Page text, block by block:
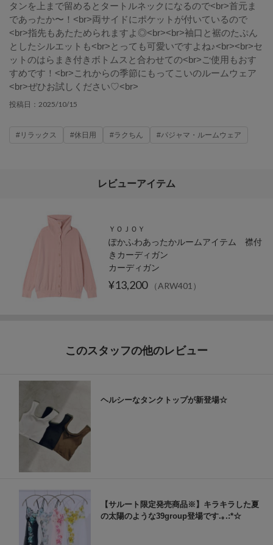
タンを上まで留めるとタートルネックになるので<br>首元ま
であったか〜！<br>両サイドにポケットが付いているので
<br>指先もあたためられますよ◎<br><br>袖口と裾のたぷん
としたシルエットも<br>とっても可愛いですよね♪<br><br>セ
ットのはらまき付きボトムスと合わせての<br>ご使用もおす
すめです！<br>これからの季節にもってこいのルームウェア
<br>ぜひお試しください♡<br>
投稿日： 2025/10/15
#リラックス #休日用 #ラクちん #パジャマ・ルームウェア
レビューアイテム
ＹＯＪＯＹ
ぽかふわあったかルームアイテム 襟付
きカーディガン
カーディガン
¥13,200 （ARW401）
このスタッフの他のレビュー
ヘルシーなタンクトップが新登場☆
【サルート限定発売商品※】キラキラした夏
の太陽のような39group登場です.｡.:*☆